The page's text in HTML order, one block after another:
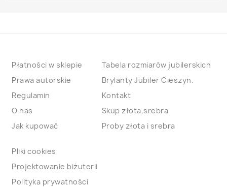
Płatności w sklepie
Prawa autorskie
Regulamin
O nas
Jak kupować
Tabela rozmiarów jubilerskich
Brylanty Jubiler Cieszyn.
Kontakt
Skup złota,srebra
Proby złota i srebra
Pliki cookies
Projektowanie biżuterii
Polityka prywatności